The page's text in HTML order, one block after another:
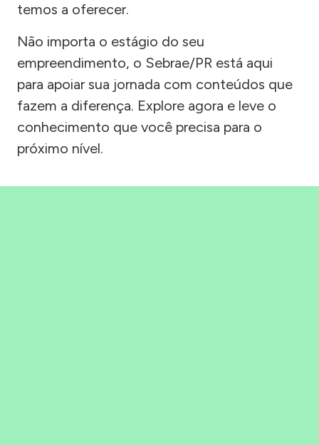
temos a oferecer.
Não importa o estágio do seu
empreendimento, o Sebrae/PR está aqui
para apoiar sua jornada com conteúdos que
fazem a diferença. Explore agora e leve o
conhecimento que você precisa para o
próximo nível.